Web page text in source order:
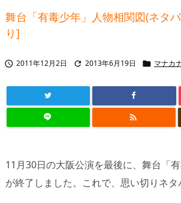
舞台「有毒少年」人物相関図(ネタ
り]
 2011年12月2日  2013年6月19日  マナカ

11月30日の大阪公演を最後に、舞台「
が終了しました。これで、思い切りネ